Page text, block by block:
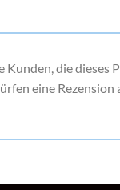
Kunden, die dieses
eine Rezension